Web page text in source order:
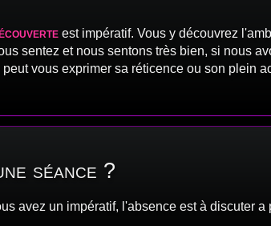
est impératif. Vous y découvrez
sentez et nous sentons très bien, si nous
vous exprimer sa réticence ou son plein
séance ?
avez un impératif, l'absence est à discuter